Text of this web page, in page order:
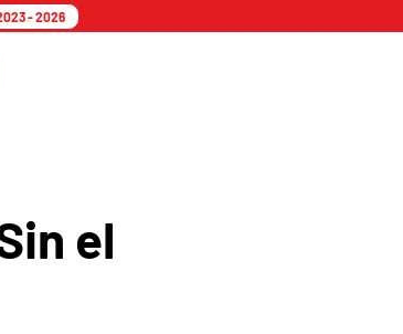
- 2026
el